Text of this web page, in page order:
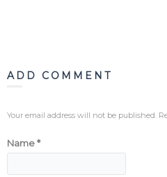
ADD COMMENT
Your email address will not be published.
Name*